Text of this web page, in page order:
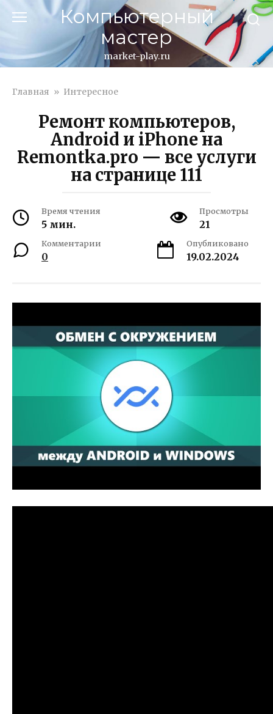
Перейти
Компьютерный
мастер
market-play.ru
Главная » Интересное
Ремонт компьютеров,
Android и iPhone на
Remontka.pro — все услуги
на странице 111
Время чтения
5 мин.
Просмотры
21
Комментарии
0
Опубликовано
19.02.2024